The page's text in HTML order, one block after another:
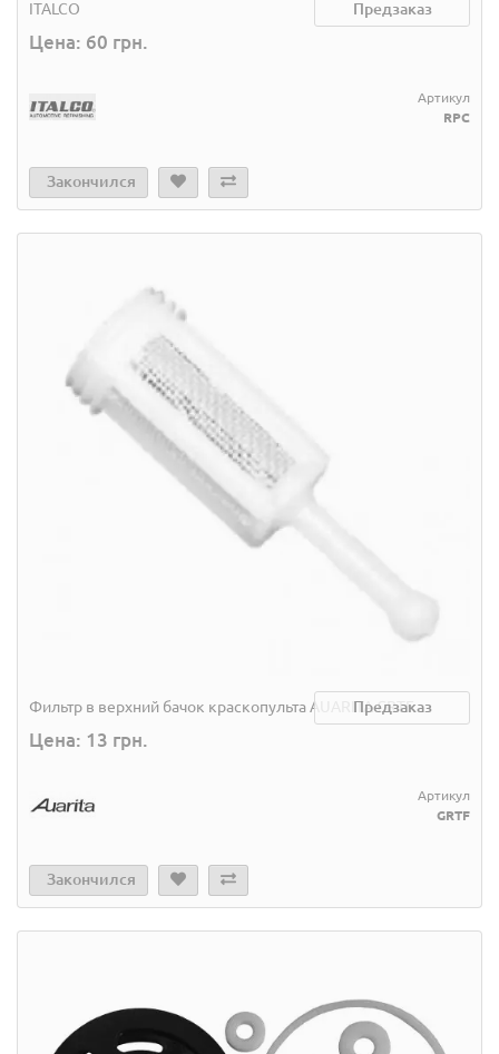
ITALCO
Предзаказ
Цена: 60 грн.
Артикул
RPC
Закончился
Фильтр в верхний бачок краскопульта AUARITA GRTF
Предзаказ
Цена: 13 грн.
Артикул
GRTF
Закончился